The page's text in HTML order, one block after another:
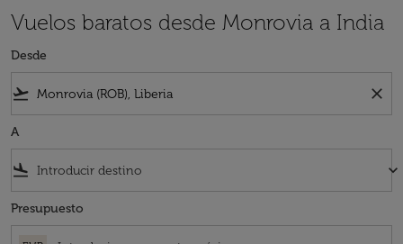
Vuelos baratos desde Monrovia a India
Desde
flight_takeoff close
A
flight_land keyboard_arrow_down
Presupuesto